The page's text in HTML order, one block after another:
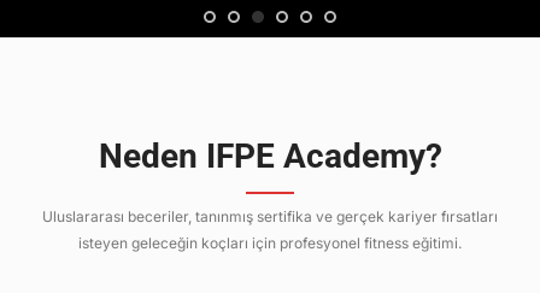
Neden IFPE Academy?
Uluslararası beceriler, tanınmış sertifika ve gerçek kariyer fırsatları
isteyen geleceğin koçları için profesyonel fitness eğitimi.